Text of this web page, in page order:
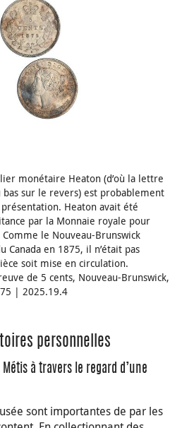
monétaire Heaton (d’où la lettre
bas sur le revers) est probablement
Heaton avait été
par la Monnaie royale pour
le Nouveau-Brunswick
Canada en 1875, il n’était pas
soit mise en circulation.
de 5 cents, Nouveau-Brunswick,
| 2025.19.4
personnelles
à travers le regard d’une
sont importantes de par les